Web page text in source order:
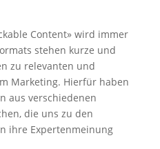
Content» wird immer
stehen kurze und
zu relevanten und
Marketing. Hierfür haben
aus verschiedenen
die uns zu den
ihre Expertenmeinung